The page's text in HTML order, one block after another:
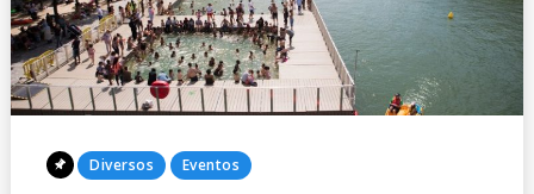
Posted
Diversos Eventos